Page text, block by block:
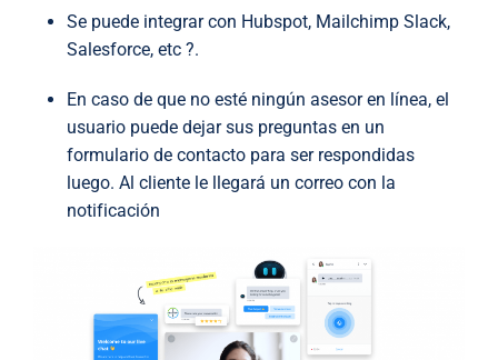
Se puede integrar con Hubspot, Mailchimp Slack,
Salesforce, etc ?.
En caso de que no esté ningún asesor en línea, el
usuario puede dejar sus preguntas en un
formulario de contacto para ser respondidas
luego. Al cliente le llegará un correo con la
notificación